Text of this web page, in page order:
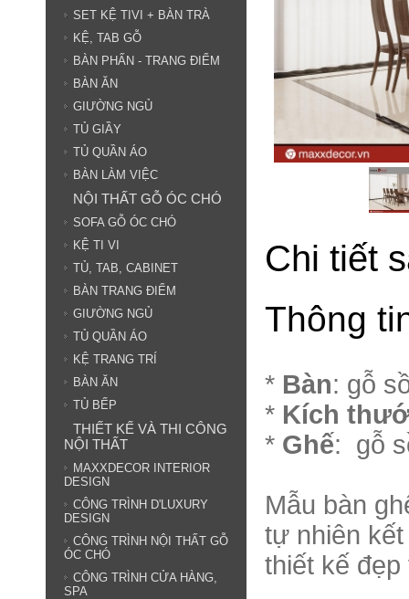
Chi tiết
Thông
* Bàn: gỗ
* Kích
* Ghế: gỗ
Mẫu bàn
tự nhiên
thiết kế
SET KỆ TIVI + BÀN TRÀ
KỆ, TAB GỖ
BÀN PHẤN - TRANG ĐIỂM
BÀN ĂN
GIƯỜNG NGỦ
TỦ GIẦY
TỦ QUẦN ÁO
BÀN LÀM VIỆC
NỘI THẤT GỖ ÓC CHÓ
SOFA GỖ ÓC CHÓ
KỆ TI VI
TỦ, TAB, CABINET
BÀN TRANG ĐIỂM
GIƯỜNG NGỦ
TỦ QUẦN ÁO
KỆ TRANG TRÍ
BÀN ĂN
TỦ BẾP
THIẾT KẾ VÀ THI CÔNG
NỘI THẤT
MAXXDECOR INTERIOR
DESIGN
CÔNG TRÌNH D'LUXURY
DESIGN
CÔNG TRÌNH NỘI THẤT GỖ
ÓC CHÓ
CÔNG TRÌNH CỬA HÀNG,
SPA